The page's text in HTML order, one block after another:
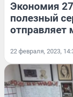
Экономия
полезный
отправляет
22 февраля, 2023,